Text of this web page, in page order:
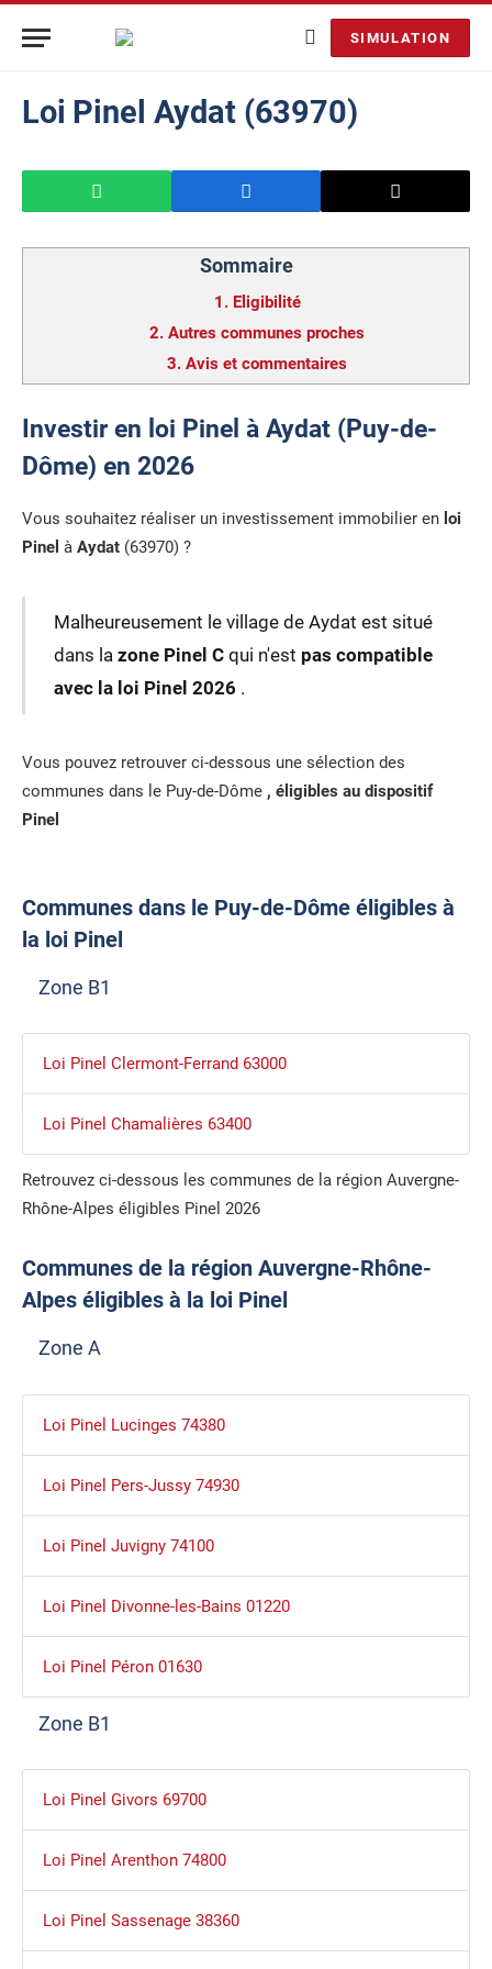
SIMULATION
Loi Pinel Aydat (63970)
Sommaire
1. Eligibilité
2. Autres communes proches
3. Avis et commentaires
Investir en loi Pinel à Aydat (Puy-de-
Dôme) en 2026
Vous souhaitez réaliser un investissement immobilier en loi
Pinel à Aydat (63970) ?
Malheureusement le village de Aydat est situé
dans la zone Pinel Cqui n'est pas compatible
avec la loi Pinel 2026 .
Vous pouvez retrouver ci-dessous une sélection des
communes dans le Puy-de-Dôme , éligibles au dispositif
Pinel
Communes dans le Puy-de-Dôme éligibles à
la loi Pinel
Zone B1
Loi Pinel Clermont-Ferrand 63000
Loi Pinel Chamalières 63400
Retrouvez ci-dessous les communes de la région Auvergne-
Rhône-Alpes éligibles Pinel 2026
Communes de la région Auvergne-Rhône-
Alpes éligibles à la loi Pinel
Zone A
Loi Pinel Lucinges 74380
Loi Pinel Pers-Jussy 74930
Loi Pinel Juvigny 74100
Loi Pinel Divonne-les-Bains 01220
Loi Pinel Péron 01630
Zone B1
Loi Pinel Givors 69700
Loi Pinel Arenthon 74800
Loi Pinel Sassenage 38360